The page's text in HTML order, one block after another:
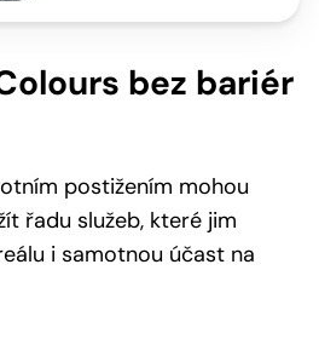
bez bariér
postižením mohou
řadu služeb, které jim
i samotnou účast na